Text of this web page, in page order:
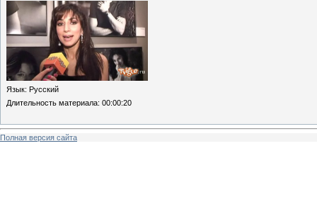
Язык: Русский
Длительность материала: 00:00:20
Полная версия сайта